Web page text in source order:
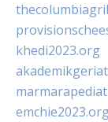
khedi2023.org